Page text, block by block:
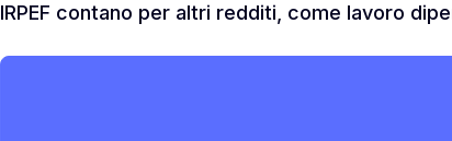
IRPEF contano per altri redditi, come lavoro